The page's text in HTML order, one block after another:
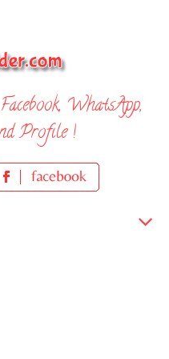
WhatsApp,
Profile !